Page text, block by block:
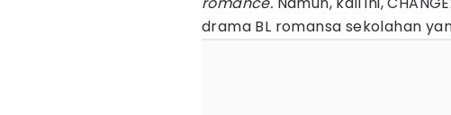
drama BL romansa sekolahan